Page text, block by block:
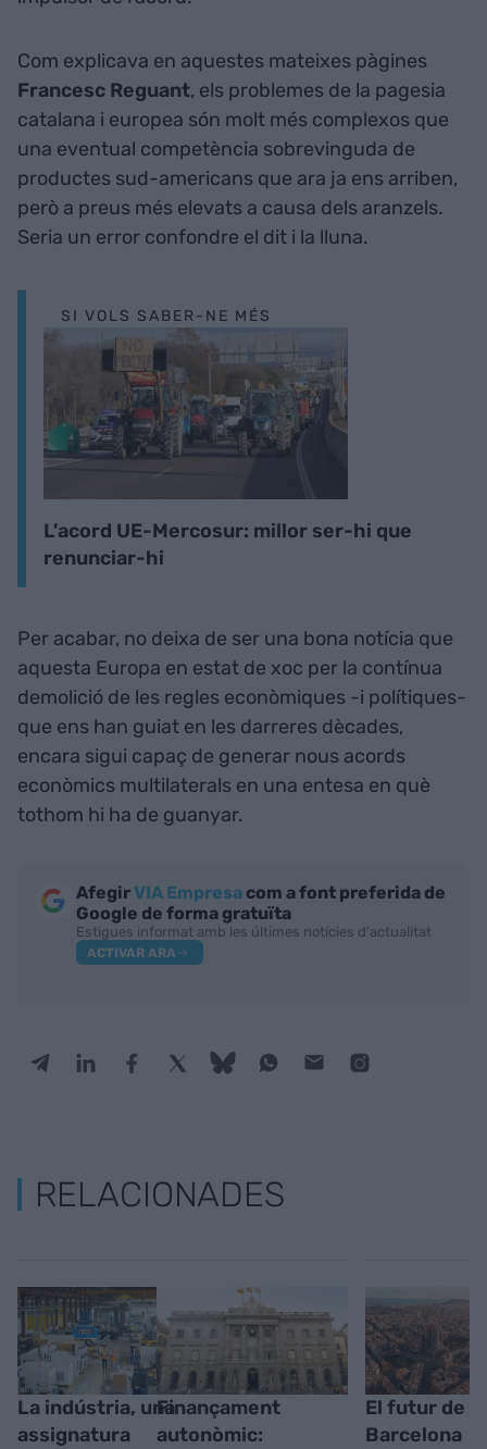
Com explicava en aquestes mateixes pàgines
Francesc Reguant, els problemes de la pagesia
catalana i europea són molt més complexos que
una eventual competència sobrevinguda de
productes sud-americans que ara ja ens arriben,
però a preus més elevats a causa dels aranzels.
Seria un error confondre el dit i la lluna.
SI VOLS SABER-NE MÉS
L'acord UE-Mercosur: millor ser-hi que
renunciar-hi
Per acabar, no deixa de ser una bona notícia que
aquesta Europa en estat de xoc per la contínua
demolició de les regles econòmiques -i polítiques-
que ens han guiat en les darreres dècades,
encara sigui capaç de generar nous acords
econòmics multilaterals en una entesa en què
tothom hi ha de guanyar.
AfegirVIA Empresa com a font preferida de
Google de forma gratuïta
Estigues informat amb les últimes notícies d'actualitat
ACTIVAR ARA
RELACIONADES
La indústria, una
assignatura
Finançament
autonòmic:
El futur de
Barcelona